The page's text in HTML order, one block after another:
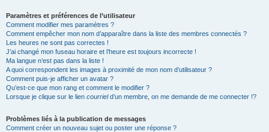
Paramètres et préférences de l’utilisateur
Comment modifier mes paramètres ?
Comment empêcher mon nom d’apparaître dans la liste des membres connectés ?
Les heures ne sont pas correctes !
J’ai changé mon fuseau horaire et l’heure est toujours incorrecte !
Ma langue n’est pas dans la liste !
A quoi correspondent les images à proximité de mon nom d’utilisateur ?
Comment puis-je afficher un avatar ?
Qu’est-ce que mon rang et comment le modifier ?
Lorsque je clique sur le lien courrield’un membre, on me demande de me connecter !?
Problèmes liés à la publication de messages
Comment créer un nouveau sujet ou poster une réponse ?